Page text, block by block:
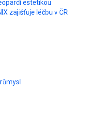
estetikou
zajišťuje léčbu v ČR